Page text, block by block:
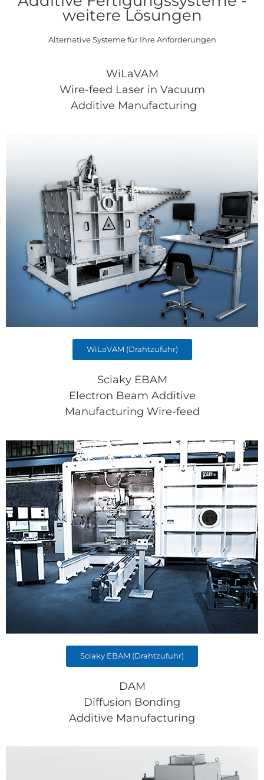
weitere Lösungen
Alternative Systeme für Ihre Anforderungen
WiLaVAM
Wire-feed Laser in Vacuum
Additive Manufacturing
WiLaVAM (Drahtzufuhr)
Sciaky EBAM
Electron Beam Additive
Manufacturing Wire-feed
Sciaky EBAM (Drahtzufuhr)
DAM
Diffusion Bonding
Additive Manufacturing